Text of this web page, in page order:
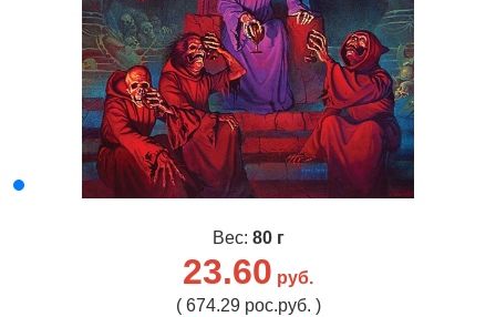
Вес: 80 г
23.60 руб.
( 674.29 рос.руб. )